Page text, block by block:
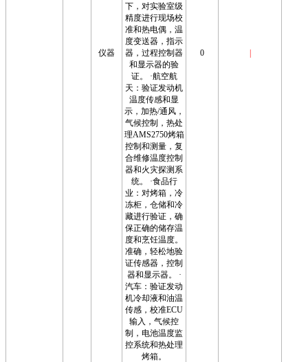
仪器
下，对实验室级
精度进行现场校
准和热电偶，温
度变送器，指示
器，过程控制器
和显示器的验
证。 ·航空航
天：验证发动机
温度传感和显
示，加热/通风，
气候控制，热处
理AMS2750烤箱
控制和测量，复
合维修温度控制
器和火灾探测系
统。 ·食品行
业：对烤箱，冷
冻柜，仓储和冷
藏进行验证，确
保正确的储存温
度和烹饪温度。
准确，轻松地验
证传感器，控制
器和显示器。 ·
汽车：验证发动
机冷却液和油温
传感，校准ECU
输入，气候控
制，电池温度监
控系统和热处理
烤箱。
0 |